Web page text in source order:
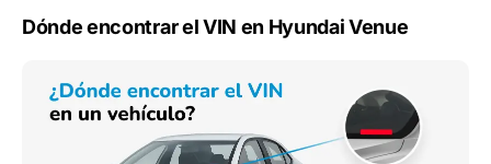
Dónde encontrar el VIN en Hyundai Venue